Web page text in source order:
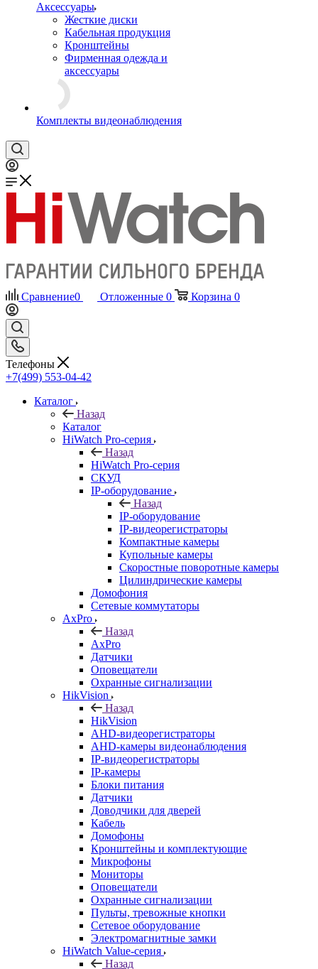
Аксессуары
Жесткие диски
Кабельная продукция
Кронштейны
Фирменная одежда и
аксессуары
Комплекты видеонаблюдения
Сравнение0 Отложенные 0 Корзина 0
Телефоны
+7(499) 553-04-42
Каталог
Назад
Каталог
HiWatch Pro-серия
Назад
HiWatch Pro-серия
CКУД
IP-оборудование
Назад
IP-оборудование
IP-видеорегистраторы
Компактные камеры
Купольные камеры
Скоростные поворотные камеры
Цилиндрические камеры
Домофония
Сетевые коммутаторы
AxPro
Назад
AxPro
Датчики
Оповещатели
Охранные сигнализации
HikVision
Назад
HikVision
AHD-видеорегистраторы
AHD-камеры видеонаблюдения
IP-видеорегистраторы
IP-камеры
Блоки питания
Датчики
Доводчики для дверей
Кабель
Домофоны
Кронштейны и комплектующие
Микрофоны
Мониторы
Оповещатели
Охранные сигнализации
Пульты, тревожные кнопки
Сетевое оборудование
Электромагнитные замки
HiWatch Value-серия
Назад